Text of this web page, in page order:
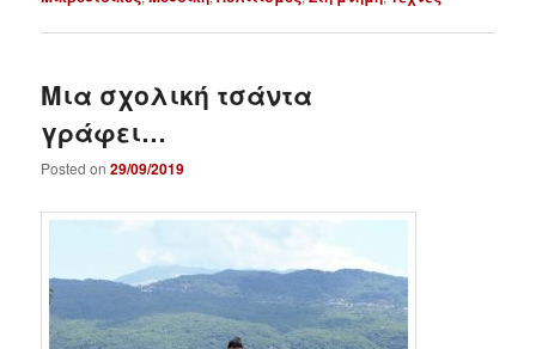
Μια σχολική τσάντα
γράφει…
Posted on29/09/2019